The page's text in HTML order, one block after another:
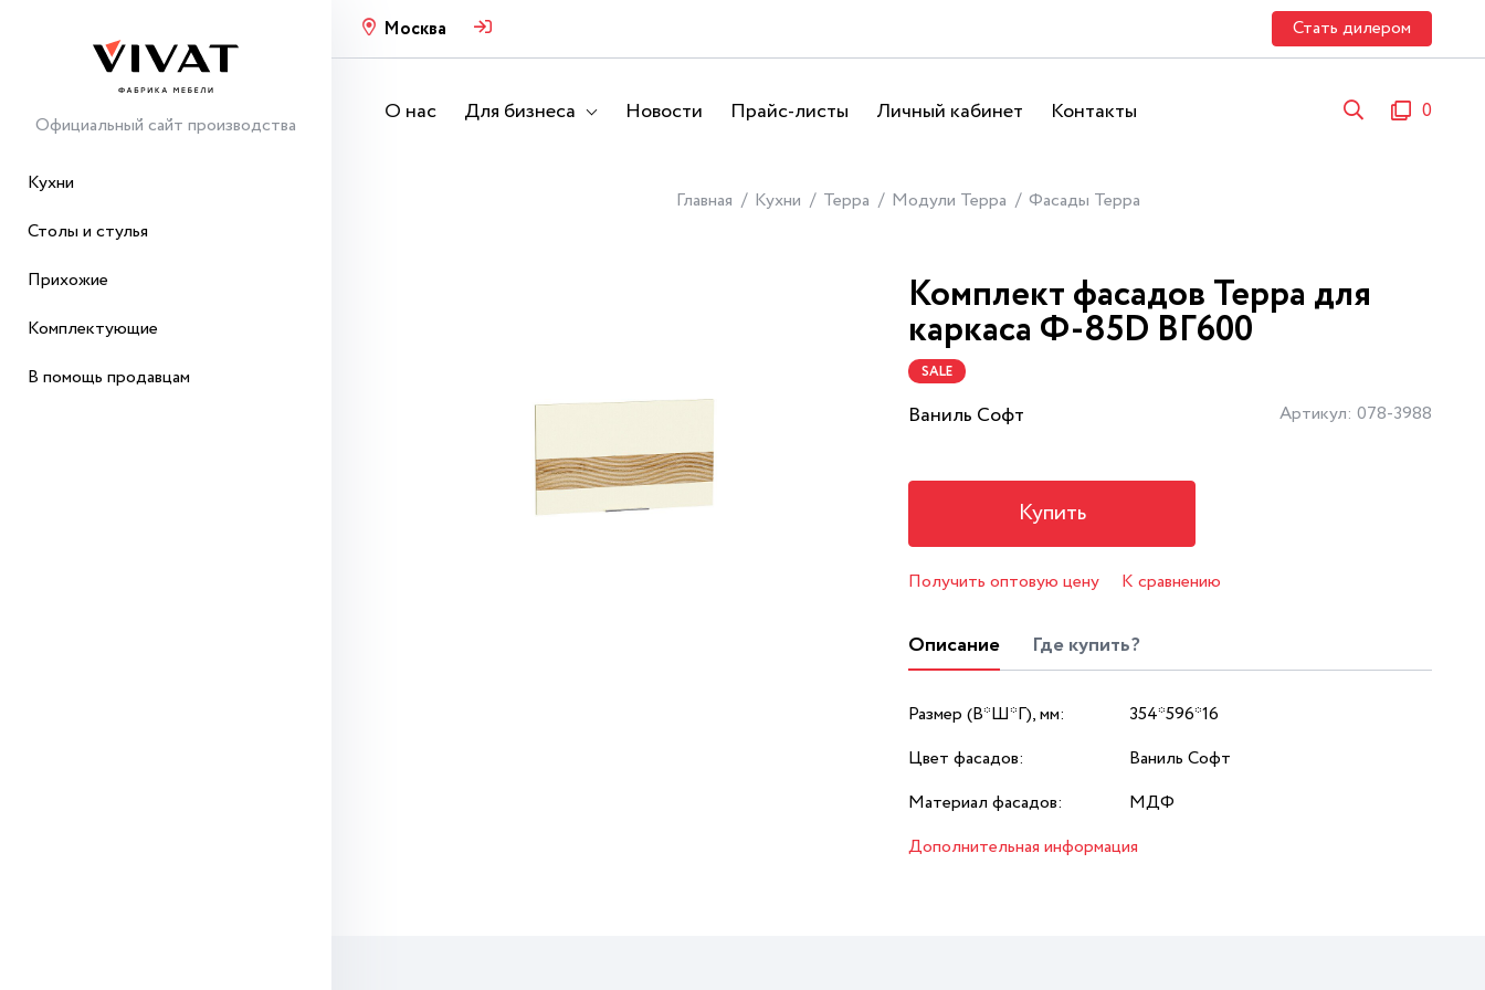
Официальный сайт производства
Кухни
Столы и стулья
Прихожие
Комплектующие
В помощь продавцам
Москва Стать дилером
О нас Для бизнеса Новости Прайс-листы Личный кабинет Контакты 0
Главная Кухни Терра Модули Терра Фасады Терра
Комплект фасадов Терра для
каркаса Ф-85D ВГ600
SALE
Ваниль Софт Артикул: 078-3988
Купить
Получить оптовую цену К сравнению
Описание Где купить?
Размер (В*Ш*Г), мм:
354*596*16
Цвет фасадов:
Ваниль Софт
Материал фасадов:
МДФ
Дополнительная информация